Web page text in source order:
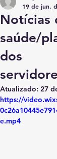
Notícias
saúde/
dos
19 de jun.
Atualizado: 27
https://
e.mp4